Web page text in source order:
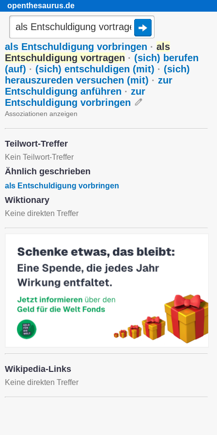
openthesaurus.de
als Entschuldigung vorbringen · als
Entschuldigung vortragen · (sich) berufen
(auf) · (sich) entschuldigen (mit) · (sich)
herauszureden versuchen (mit) · zur
Entschuldigung anführen · zur
Entschuldigung vorbringen
Assoziationen anzeigen
Teilwort-Treffer
Kein Teilwort-Treffer
Ähnlich geschrieben
als Entschuldigung vorbringen
Wiktionary
Keine direkten Treffer
Wikipedia-Links
Keine direkten Treffer